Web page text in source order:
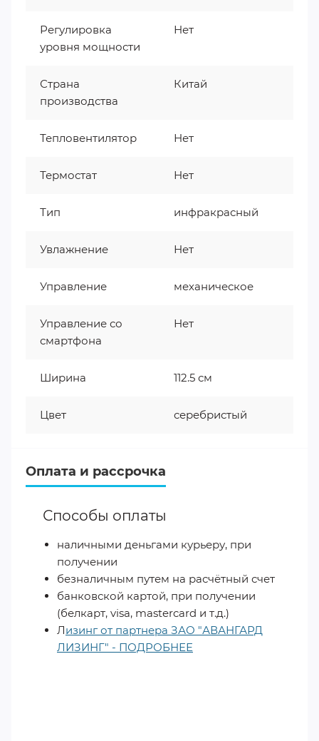
Регулировка
уровня мощности
Нет
Страна
производства
Китай
Тепловентилятор Нет
Термостат Нет
Тип инфракрасный
Увлажнение Нет
Управление механическое
Управление со
смартфона
Нет
Ширина 112.5 см
Цвет серебристый
Оплата и рассрочка
Способы оплаты
наличными деньгами курьеру, при
получении
безналичным путем на расчётный счет
банковской картой, при получении
(белкарт, visa, mastercard и т.д.)
Лизинг от партнера ЗАО "АВАНГАРД
ЛИЗИНГ" - ПОДРОБНЕЕ